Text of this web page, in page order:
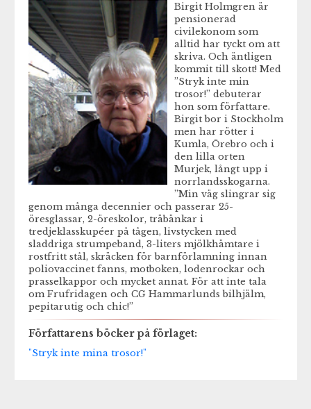
Birgit Holmgren är
pensionerad
civilekonom som
alltid har tyckt om att
skriva. Och äntligen
kommit till skott! Med
”Stryk inte min
trosor!” debuterar
hon som författare.
Birgit bor i Stockholm
men har rötter i
Kumla, Örebro och i
den lilla orten
Murjek, långt upp i
norrlandsskogarna.
”Min väg slingrar sig
genom många decennier och passerar 25-
öresglassar, 2-öreskolor, träbänkar i
tredjeklasskupéer på tågen, livstycken med
sladdriga strumpeband, 3-liters mjölkhämtare i
rostfritt stål, skräcken för barnförlamning innan
poliovaccinet fanns, motboken, lodenrockar och
prasselkappor och mycket annat. För att inte tala
om Frufridagen och CG Hammarlunds bilhjälm,
pepitarutig och chic!”
Författarens böcker på förlaget:
"Stryk inte mina trosor!"